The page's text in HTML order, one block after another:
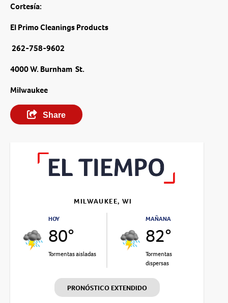
Cortesía:
El Primo Cleanings Products
262-758-9602
4000 W. Burnham St.
Milwaukee
Share
MILWAUKEE, WI
HOY
80°
Tormentas aisladas
MAÑANA
82°
Tormentas
dispersas
PRONÓSTICO EXTENDIDO